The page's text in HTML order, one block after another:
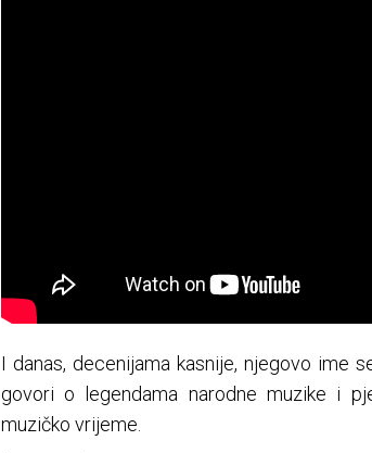
I danas, decenijama kasnije, njegovo ime
govori o legendama narodne muzike i
muzičko vrijeme.